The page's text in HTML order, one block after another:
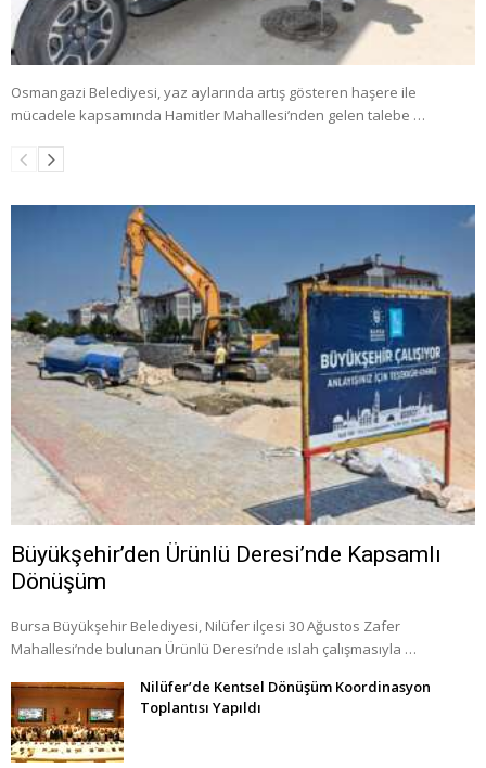
Osmangazi Belediyesi, yaz aylarında artış gösteren haşere ile
mücadele kapsamında Hamitler Mahallesi’nden gelen talebe …
Büyükşehir’den Ürünlü Deresi’nde Kapsamlı
Dönüşüm
Bursa Büyükşehir Belediyesi, Nilüfer ilçesi 30 Ağustos Zafer
Mahallesi’nde bulunan Ürünlü Deresi’nde ıslah çalışmasıyla …
Nilüfer’de Kentsel Dönüşüm Koordinasyon
Toplantısı Yapıldı